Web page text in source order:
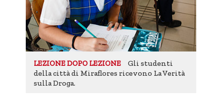
LEZIONE DOPO LEZIONE
Gli studenti
della città di Miraflores ricevono La Verità
sulla Droga.